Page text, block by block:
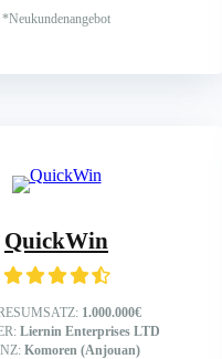
*Neukundenangebot
QuickWin
1.000.000€
Liernin Enterprises LTD
Komoren (Anjouan)